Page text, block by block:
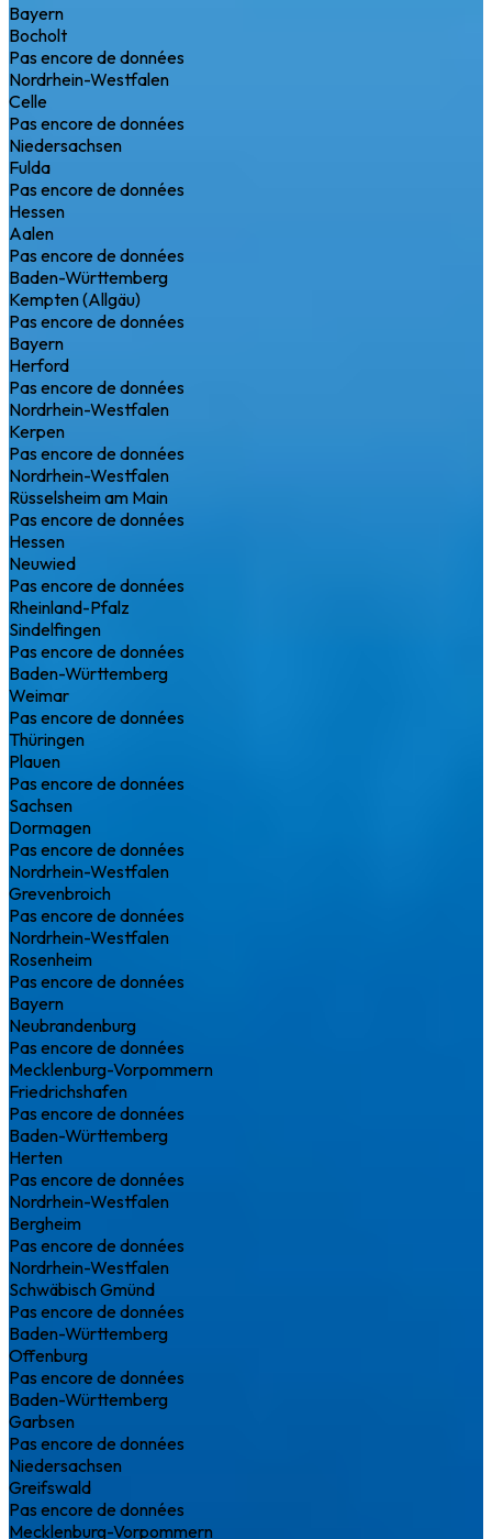
Bayern
Bocholt
Pas encore de données
Nordrhein-Westfalen
Celle
Pas encore de données
Niedersachsen
Fulda
Pas encore de données
Hessen
Aalen
Pas encore de données
Baden-Württemberg
Kempten (Allgäu)
Pas encore de données
Bayern
Herford
Pas encore de données
Nordrhein-Westfalen
Kerpen
Pas encore de données
Nordrhein-Westfalen
Rüsselsheim am Main
Pas encore de données
Hessen
Neuwied
Pas encore de données
Rheinland-Pfalz
Sindelfingen
Pas encore de données
Baden-Württemberg
Weimar
Pas encore de données
Thüringen
Plauen
Pas encore de données
Sachsen
Dormagen
Pas encore de données
Nordrhein-Westfalen
Grevenbroich
Pas encore de données
Nordrhein-Westfalen
Rosenheim
Pas encore de données
Bayern
Neubrandenburg
Pas encore de données
Mecklenburg-Vorpommern
Friedrichshafen
Pas encore de données
Baden-Württemberg
Herten
Pas encore de données
Nordrhein-Westfalen
Bergheim
Pas encore de données
Nordrhein-Westfalen
Schwäbisch Gmünd
Pas encore de données
Baden-Württemberg
Offenburg
Pas encore de données
Baden-Württemberg
Garbsen
Pas encore de données
Niedersachsen
Greifswald
Pas encore de données
Mecklenburg-Vorpommern